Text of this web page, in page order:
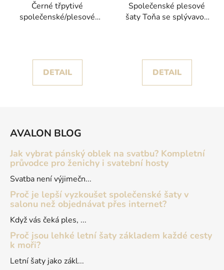
Černé třpytivé
společenské/plesové
DETAIL
Společenské plesové
šaty Toňa se splývavou
DETAIL
AVALON BLOG
Jak vybrat pánský oblek na svatbu? Kompletní
průvodce pro ženichy i svatební hosty
Svatba není výjimečn...
Proč je lepší vyzkoušet společenské šaty v
salonu než objednávat přes internet?
Když vás čeká ples, ...
Proč jsou lehké letní šaty základem každé cesty
k moři?
Letní šaty jako zákl...